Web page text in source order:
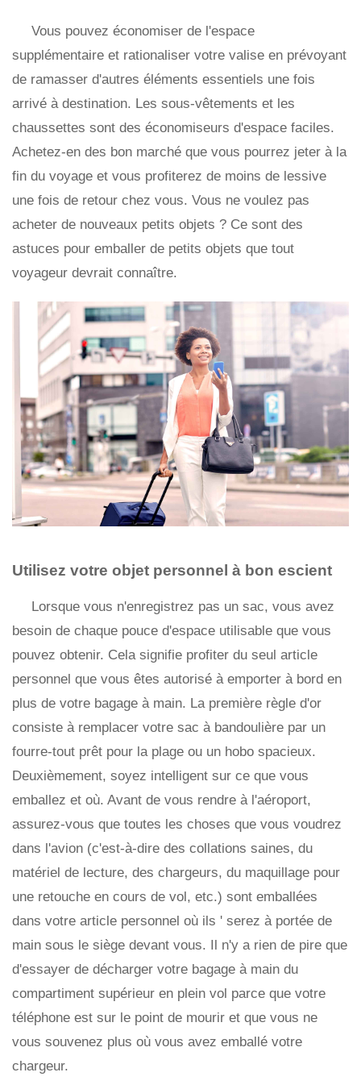
Vous pouvez économiser de l'espace
supplémentaire et rationaliser votre valise en prévoyant
de ramasser d'autres éléments essentiels une fois
arrivé à destination. Les sous-vêtements et les
chaussettes sont des économiseurs d'espace faciles.
Achetez-en des bon marché que vous pourrez jeter à la
fin du voyage et vous profiterez de moins de lessive
une fois de retour chez vous. Vous ne voulez pas
acheter de nouveaux petits objets ? Ce sont des
astuces pour emballer de petits objets que tout
voyageur devrait connaître.
Utilisez votre objet personnel à bon escient
Lorsque vous n'enregistrez pas un sac, vous avez
besoin de chaque pouce d'espace utilisable que vous
pouvez obtenir. Cela signifie profiter du seul article
personnel que vous êtes autorisé à emporter à bord en
plus de votre bagage à main. La première règle d'or
consiste à remplacer votre sac à bandoulière par un
fourre-tout prêt pour la plage ou un hobo spacieux.
Deuxièmement, soyez intelligent sur ce que vous
emballez et où. Avant de vous rendre à l'aéroport,
assurez-vous que toutes les choses que vous voudrez
dans l'avion (c'est-à-dire des collations saines, du
matériel de lecture, des chargeurs, du maquillage pour
une retouche en cours de vol, etc.) sont emballées
dans votre article personnel où ils ' serez à portée de
main sous le siège devant vous. Il n'y a rien de pire que
d'essayer de décharger votre bagage à main du
compartiment supérieur en plein vol parce que votre
téléphone est sur le point de mourir et que vous ne
vous souvenez plus où vous avez emballé votre
chargeur.